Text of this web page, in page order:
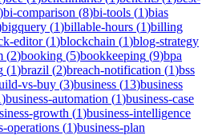
)bi-comparison (8)bi-tools (1)bias
bigquery (1)billable-hours (1)billing
editor(1)blockchain (1)blog-strategy
(2)booking (5)bookkeeping (9)bpa
(1)brazil (2)breach-notification (1)bss
vs-buy (3)business (13)business
)business-automation (1)business-case
growth (1)business-intelligence
operations (1)business-plan